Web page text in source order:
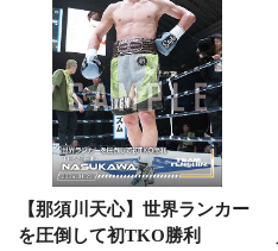
【那須川天心】世界ランカー
を圧倒して初TKO勝利